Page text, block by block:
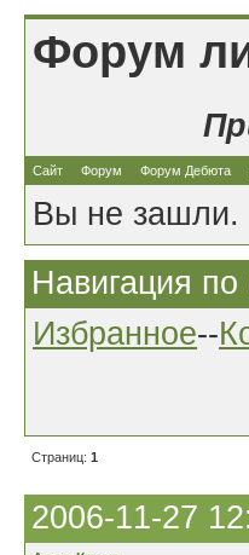
Форум
Сайт Форум Форум Дебюта
Вы не зашли.
Навигация по
Избранное--
Страниц: 1
2006-11-27